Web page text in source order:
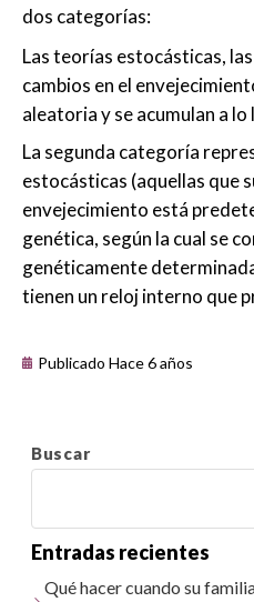
dos categorías:
Las teorías estocásticas,
cambios en el
aleatoria y se acumulan a
La segunda categoría
estocásticas (aquellas que
envejecimiento está
genética, según la cual se
genéticamente
tienen un reloj interno que
Publicado Hace 6 años
Buscar
Entradas recientes
Qué hacer cuando su